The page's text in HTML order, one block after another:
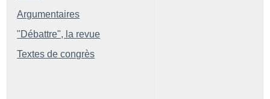
Argumentaires
"Débattre", la revue
Textes de congrès